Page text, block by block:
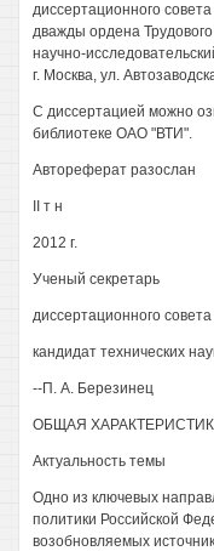
диссертационного
дважды ордена
научно-
г. Москва, ул.
С диссертацией можно
библиотеке ОАО "ВТИ".
Автореферат разослан
II т н
2012 г.
Ученый секретарь
диссертационного
кандидат технических
--П. А. Березинец
ОБЩАЯ
Актуальность темы
Одно из ключевых
политики Российской
возобновляемых